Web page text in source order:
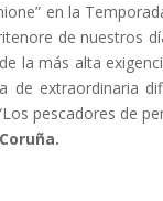
en la
de nuestros
la más alta
extraordinaria
pescadores de